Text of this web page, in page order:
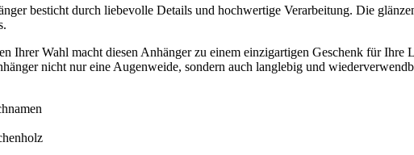
besticht durch liebevolle Details und hochwertige Verarbeitung. Die
Ihrer Wahl macht diesen Anhänger zu einem einzigartigen Geschenk für
nicht nur eine Augenweide, sondern auch langlebig und